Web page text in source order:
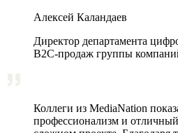
Алексей Каландаев
Директор департамента
В2С-продаж группы
Коллеги из MediaNation
профессионализм и отличный